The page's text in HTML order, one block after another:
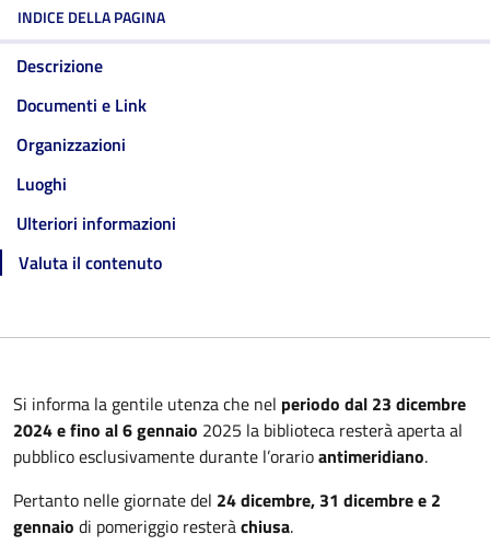
INDICE DELLA PAGINA
Descrizione
Documenti e Link
Organizzazioni
Luoghi
Ulteriori informazioni
Valuta il contenuto
Si informa la gentile utenza che nel periodo dal 23 dicembre
2024 e fino al 6 gennaio 2025 la biblioteca resterà aperta al
pubblico esclusivamente durante l’orarioantimeridiano.
Pertanto nelle giornate del 24 dicembre, 31 dicembre e 2
gennaio di pomeriggio resteràchiusa.